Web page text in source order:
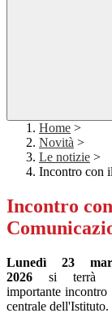
Home >
Novità >
Le notizie >
Incontro con
Incontro
Lunedì 23
2026 si terrà
importante incontro
centrale dell'Istituto.